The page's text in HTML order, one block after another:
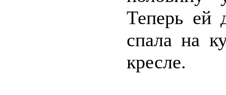
Теперь ей
спала на
кресле.